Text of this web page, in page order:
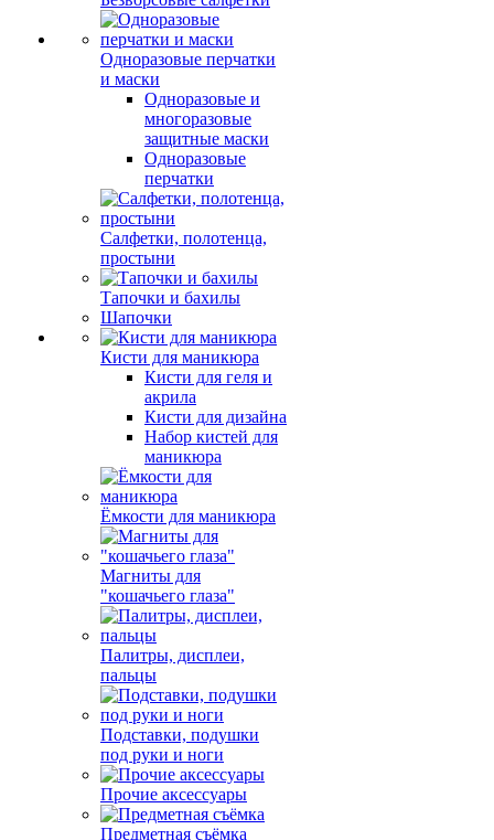
Одноразовые перчатки
и маски
Одноразовые и
многоразовые
защитные маски
Одноразовые
перчатки
Салфетки, полотенца,
простыни
Тапочки и бахилы
Шапочки
Кисти для маникюра
Кисти для геля и
акрила
Кисти для дизайна
Набор кистей для
маникюра
Ёмкости для маникюра
Магниты для
"кошачьего глаза"
Палитры, дисплеи,
пальцы
Подставки, подушки
под руки и ноги
Прочие аксессуары
Предметная съёмка